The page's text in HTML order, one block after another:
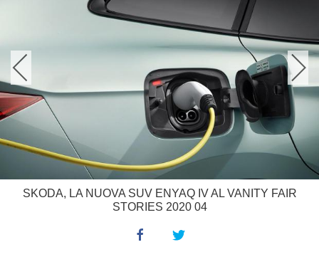
SKODA, LA NUOVA SUV ENYAQ IV AL VANITY FAIR
STORIES 2020 04